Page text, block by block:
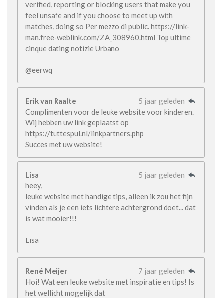
verified, reporting or blocking users that make you
feel unsafe and if you choose to meet up with
matches, doing so Per mezzo di public. https://link-
man.free-weblink.com/ZA_308960.html Top ultime
cinque dating notizie Urbano
@eerwq
Erik van Raalte
5 jaar geleden
Complimenten voor de leuke website voor kinderen.
Wij hebben uw link geplaatst op
https://tuttespul.nl/linkpartners.php
Succes met uw website!
Lisa
5 jaar geleden
heey,
leuke website met handige tips, alleen ik zou het fijn
vinden als je een iets lichtere achtergrond doet... dat
is wat mooier!!!
Lisa
René Meijer
7 jaar geleden
Hoi! Wat een leuke website met inspiratie en tips! Is
het wellicht mogelijk dat